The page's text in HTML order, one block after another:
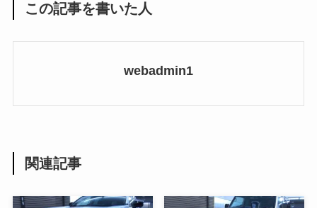
この記事を書いた人
webadmin1
関連記事